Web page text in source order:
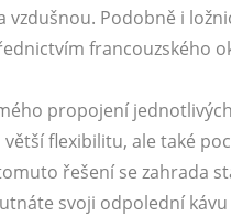
vzdušnou. Podobně i
francouzského
propojení
flexibilitu, ale také
řešení se zahrada
svoji odpolední